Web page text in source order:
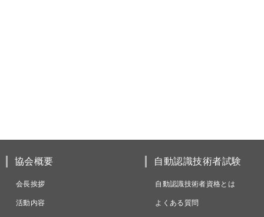
協会概要
会長挨拶
活動内容
自動認識技術者試験
自動認識技術者資格とは
よくある質問